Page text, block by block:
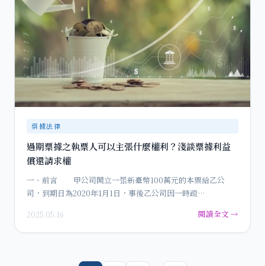
票據法律
過期票據之執票人可以主張什麼權利？淺談票據利益
償還請求權
一、前言 甲公司開立一張新臺幣100萬元的本票給乙公
司，到期日為2020年1月1日，事後乙公司因一時疏…
2025.05.16 閱讀全文 →